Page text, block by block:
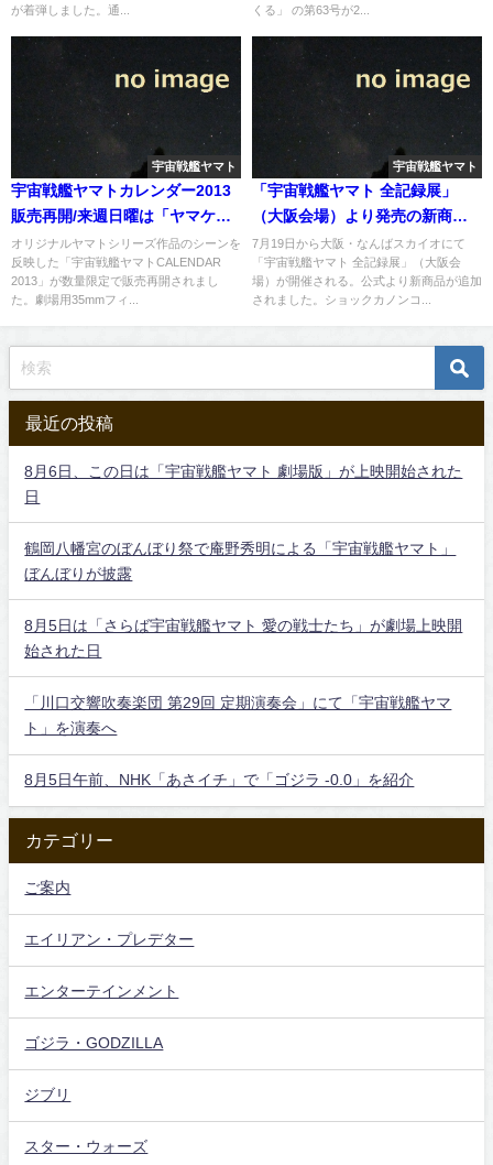
が着弾しました。通...
くる」 の第63号が2...
宇宙戦艦ヤマト
宇宙戦艦ヤマトカレンダー2013
販売再開/来週日曜は「ヤマケッ
ト21」開催
オリジナルヤマトシリーズ作品のシーンを
反映した「宇宙戦艦ヤマトCALENDAR
2013」が数量限定で販売再開されまし
た。劇場用35mmフィ...
宇宙戦艦ヤマト
「宇宙戦艦ヤマト 全記録展」
（大阪会場）より発売の新商品
が追加、あの懐かしい商品が
7月19日から大阪・なんばスカイオにて
「宇宙戦艦ヤマト 全記録展」（大阪会
場）が開催される。公式より新商品が追加
されました。ショックカノンコ...
最近の投稿
8月6日、この日は「宇宙戦艦ヤマト 劇場版」が上映開始された
日
鶴岡八幡宮のぼんぼり祭で庵野秀明による「宇宙戦艦ヤマト」
ぼんぼりが披露
8月5日は「さらば宇宙戦艦ヤマト 愛の戦士たち」が劇場上映開
始された日
「川口交響吹奏楽団 第29回 定期演奏会」にて「宇宙戦艦ヤマ
ト」を演奏へ
8月5日午前、NHK「あさイチ」で「ゴジラ -0.0」を紹介
カテゴリー
ご案内
エイリアン・プレデター
エンターテインメント
ゴジラ・GODZILLA
ジブリ
スター・ウォーズ